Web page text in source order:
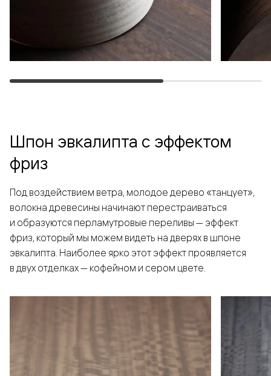
Шпон эвкалипта с эффектом
фриз
Под воздействием ветра, молодое дерево «танцует»,
волокна древесины начинают перестраиваться
и образуются перламутровые переливы — эффект
фриз, который мы можем видеть на дверях в шпоне
эвкалипта. Наиболее ярко этот эффект проявляется
в двух отделках — кофейном и сером цвете.